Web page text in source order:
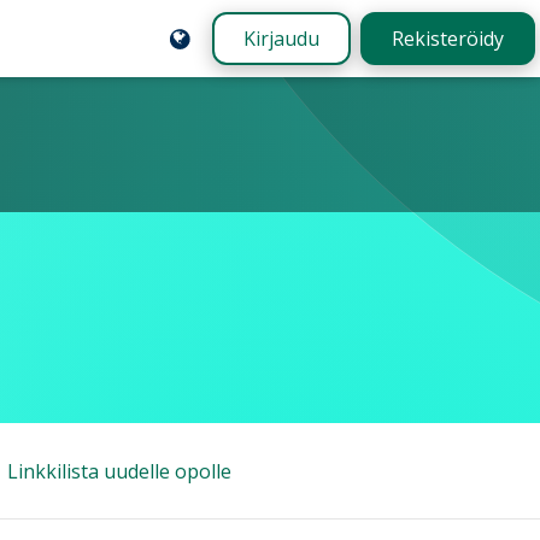
Kirjaudu Rekisteröidy
Linkkilista uudelle opolle